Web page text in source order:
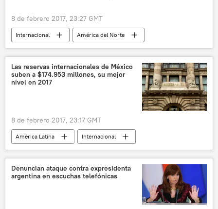
8 de febrero 2017, 23:27 GMT
Internacional
América del Norte
EEUU
Donald Trump
Intel
mercado laboral
noticias
Las reservas internacionales de México
suben a $174.953 millones, su mejor
nivel en 2017
8 de febrero 2017, 23:17 GMT
América Latina
Internacional
Economía
México
Banco de México
noticias
Denuncian ataque contra expresidenta
argentina en escuchas telefónicas